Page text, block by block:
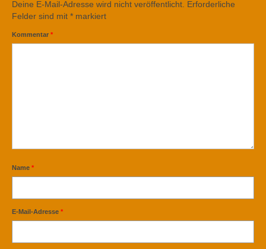
Deine E-Mail-Adresse wird nicht veröffentlicht. Erforderliche
Felder sind mit * markiert
Kommentar *
Name *
E-Mail-Adresse *